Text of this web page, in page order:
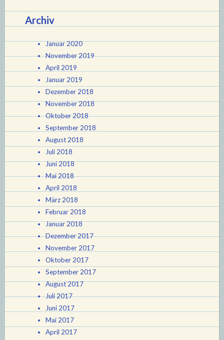
Archiv
Januar 2020
November 2019
April 2019
Januar 2019
Dezember 2018
November 2018
Oktober 2018
September 2018
August 2018
Juli 2018
Juni 2018
Mai 2018
April 2018
März 2018
Februar 2018
Januar 2018
Dezember 2017
November 2017
Oktober 2017
September 2017
August 2017
Juli 2017
Juni 2017
Mai 2017
April 2017